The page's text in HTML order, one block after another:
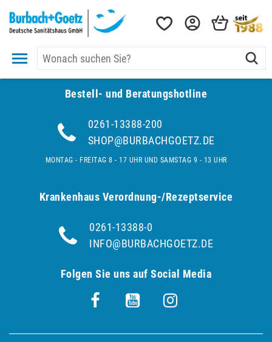
Bestell- und Be­ra­tungs­hot­line
0261-13388-200
SHOP@BURBACHGOETZ.DE
MONTAG - FREITAG 8 - 17 UHR UND SAMSTAG 9 - 13 UHR
Krankenhaus Verordnung-/Rezeptservice
0261-13388-0
INFO@BURBACHGOETZ.DE
Folgen Sie uns auf Social Media